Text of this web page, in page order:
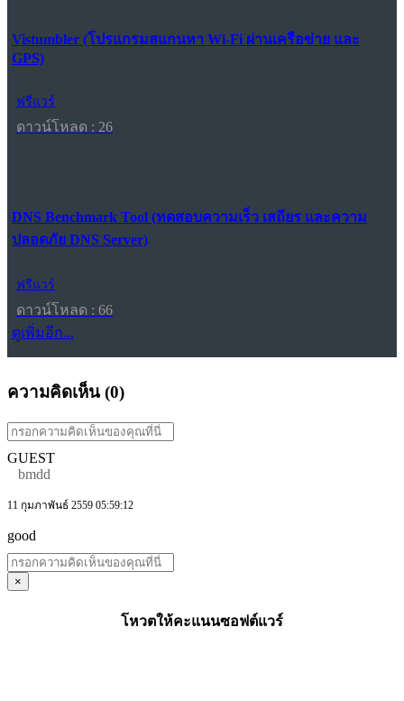
Vistumbler (โปรแกรมสแกนหา Wi-Fi ผ่านเครือข่าย และ
GPS)
ฟรีแวร์
ดาวน์โหลด : 26
DNS Benchmark Tool (ทดสอบความเร็ว เสถียร และความ
ปลอดภัย DNS Server)
ฟรีแวร์
ดาวน์โหลด : 66
ดูเพิ่มอีก...
ความคิดเห็น (0)
GUEST
bmdd
11 กุมภาพันธ์ 2559 05:59:12
good
×
โหวตให้คะแนนซอฟต์แวร์